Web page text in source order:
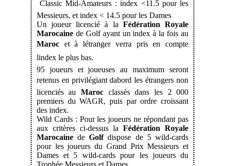
 Classic Mid-Amateurs : index <11.5 pour les
Messieurs, et index < 14.5 pour les Dames
Un joueur licencié à la Fédération Royale
Marocainede Golf ayant un index à la fois au
Marocet à létranger verra pris en compte
lindex le plus bas.
95 joueurs et joueuses au maximum seront
retenus en privilégiant dabord les étrangers non
licenciés auMaroc classés dans les 2 000
premiers du WAGR, puis par ordre croissant
des index.
Wild Cards : Pour les joueurs ne répondant pas
aux critères ci-dessus la Fédération Royale
MarocainedeGolfdispose de 5 wild-cards
pour les joueurs du Grand Prix Messieurs et
Dames et 5 wild-cards pour les joueurs du
Trophée Messieurs et Dames.